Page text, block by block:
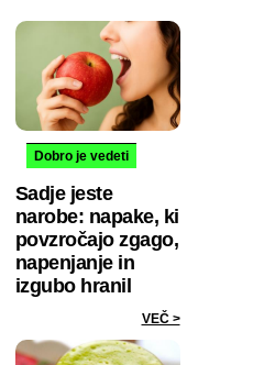
Dobro je vedeti
Sadje jeste
narobe: napake, ki
povzročajo zgago,
napenjanje in
izgubo hranil
VEČ >